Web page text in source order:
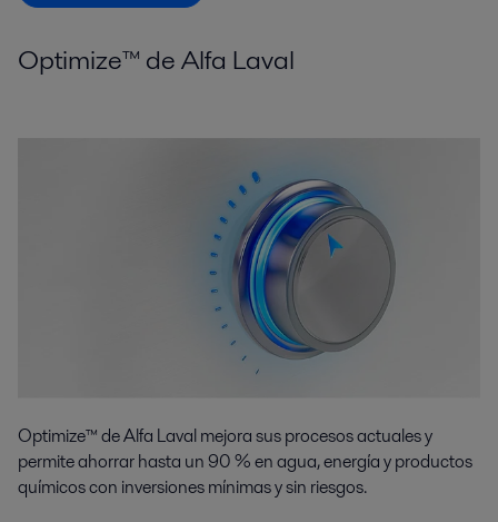
Optimize™ de Alfa Laval
Optimize™ de Alfa Laval mejora sus procesos actuales y
permite ahorrar hasta un 90 % en agua, energía y productos
químicos con inversiones mínimas y sin riesgos.